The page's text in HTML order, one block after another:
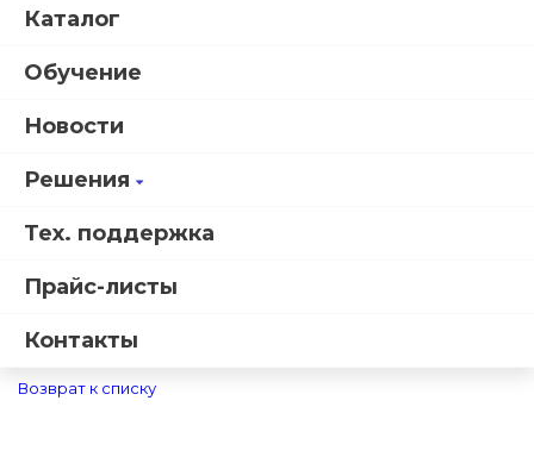
Каталог
Обучение
Новости
Решения
Тех. поддержка
Прайс-листы
Контакты
LENEL: комплексная система безопасности
LENEL: комплексная
система безопасности
Возврат к списку